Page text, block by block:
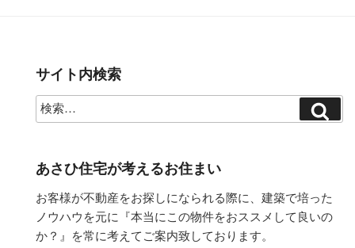
サイト内検索
あさひ住宅が考えるお住まい
お客様が不動産をお探しになられる際に、建築で培った
ノウハウを元に『本当にこの物件をおススメして良いの
か？』を常に考えてご案内致しております。